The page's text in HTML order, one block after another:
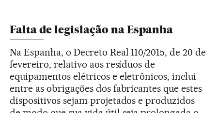
Falta de legislação na Espanha
Na Espanha, o Decreto Real 110/2015, de 20 de
fevereiro, relativo aos resíduos de
equipamentos elétricos e eletrônicos, inclui
entre as obrigações dos fabricantes que estes
dispositivos sejam projetados e produzidos